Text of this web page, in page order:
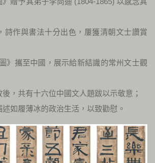
詩作與書法十分出色，屢獲清朝文士讚賞
》攜至中國，展示給新結識的常州文士觀
，共有十六位中國文人題跋以示敬意；
如履薄冰的政治生活，以致勸慰。